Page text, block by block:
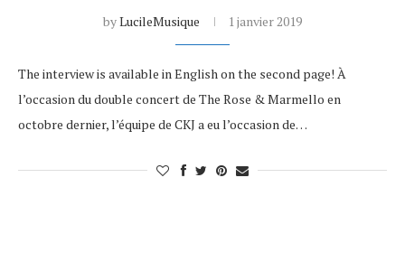
byLucileMusique 1 janvier 2019
The interview is available in English on the second page! À
l’occasion du double concert de The Rose & Marmello en
octobre dernier, l’équipe de CKJ a eu l’occasion de…